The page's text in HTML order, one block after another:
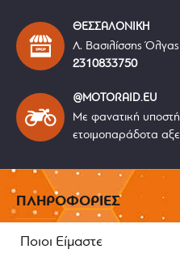
ΘΕΣΣΑΛΟΝΙΚΗ
Λ. Βασιλίσσης
2310833750
@MOTORAID.EU
Με φανατική
ετοιμοπαράδοτα
ΠΛΗΡΟΦΟΡΙΕΣ
Ποιοι Είμαστε